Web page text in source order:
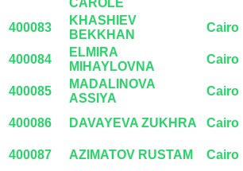
400083
KHASHIEV
BEKKHAN
Cairo
400084
ELMIRA
MIHAYLOVNA
Cairo
400085
MADALINOVA
ASSIYA
Cairo
400086 DAVAYEVA ZUKHRA Cairo
400087 AZIMATOV RUSTAM Cairo